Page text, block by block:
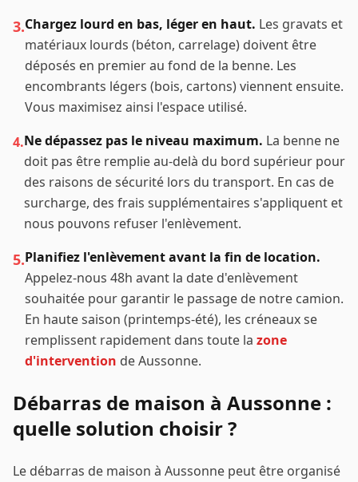
3.Chargez lourd en bas, léger en haut. Les gravats et
matériaux lourds (béton, carrelage) doivent être
déposés en premier au fond de la benne. Les
encombrants légers (bois, cartons) viennent ensuite.
Vous maximisez ainsi l'espace utilisé.
4.Ne dépassez pas le niveau maximum. La benne ne
doit pas être remplie au-delà du bord supérieur pour
des raisons de sécurité lors du transport. En cas de
surcharge, des frais supplémentaires s'appliquent et
nous pouvons refuser l'enlèvement.
5.Planifiez l'enlèvement avant la fin de location.
Appelez-nous 48h avant la date d'enlèvement
souhaitée pour garantir le passage de notre camion.
En haute saison (printemps-été), les créneaux se
remplissent rapidement dans toute la zone
d'intervention deAussonne.
Débarras de maison à Aussonne :
quelle solution choisir ?
Le débarras de maison à Aussonne peut être organisé